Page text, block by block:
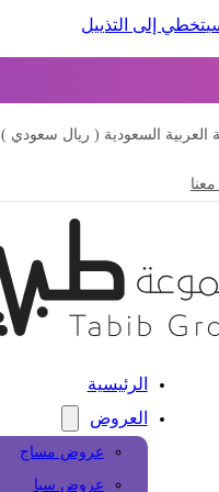
تخطي إلى التذييل
العربية السعودية ( ريال سعودي )
الرئيسية
العروض
عروض مساج
عروض سبا